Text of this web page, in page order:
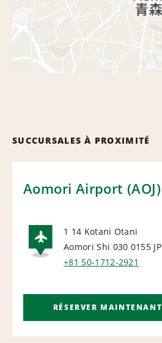
SUCCURSALES À PROXIMITÉ
Aomori Airport (AOJ)
AIRPORT
1 14 Kotani Otani
Aomori Shi 030 0155 JP
+81 50-1712-2921
RÉSERVER MAINTENANT